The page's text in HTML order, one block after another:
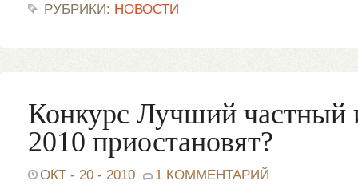
РУБРИКИ: НОВОСТИ
Конкурс Лучший частный
2010 приостановят?
ОКТ - 20 - 2010 1 КОММЕНТАРИЙ